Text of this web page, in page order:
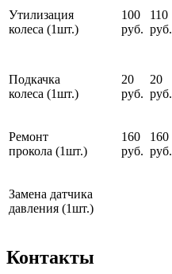
Утилизация
колеса (1шт.)
100
руб.
110
руб.
Подкачка
колеса (1шт.)
20
руб.
20
руб.
Ремонт
прокола (1шт.)
160
руб.
160
руб.
Замена датчика
давления (1шт.)
Контакты